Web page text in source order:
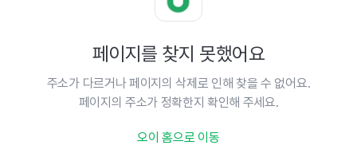
페이지를 찾지 못했어요
주소가 다르거나 페이지의 삭제로 인해 찾을 수 없어요.
페이지의 주소가 정확한지 확인해 주세요.
오이 홈으로 이동